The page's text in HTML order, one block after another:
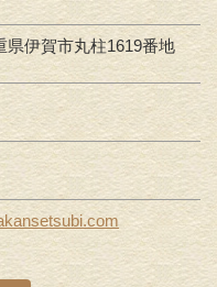
県伊賀市丸柱1619番地